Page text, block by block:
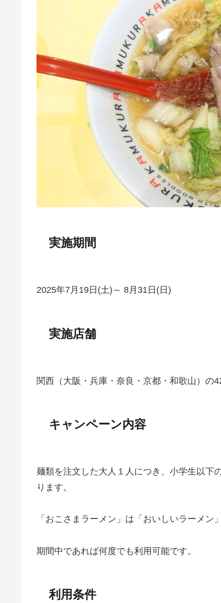
実施期間
2025年7月19日(土)～ 8月31日(日)
実施店舗
関西（大阪・兵庫・奈良・京都・和歌山）の
キャンペーン内容
麺類を注文した大人１人につき、小学生以下
ります。
「おこさまラーメン」は「おいしいラーメン
期間中であれば何度でも利用可能です。
利用条件